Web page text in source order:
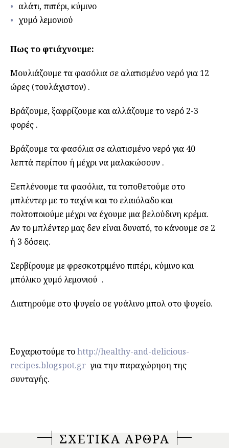
αλάτι, πιπέρι, κύμινο
χυμό λεμονιού
Πως το φτιάχνουμε:
Μουλιάζουμε τα φασόλια σε αλατισμένο νερό για 12
ώρες (τουλάχιστον) .
Βράζουμε, ξαφρίζουμε και αλλάζουμε το νερό 2-3
φορές .
Βράζουμε τα φασόλια σε αλατισμένο νερό για 40
λεπτά περίπου ή μέχρι να μαλακώσουν .
Ξεπλένουμε τα φασόλια, τα τοποθετούμε στο
μπλέντερ με το ταχίνι και το ελαιόλαδο και
πολτοποιούμε μέχρι να έχουμε μια βελούδινη κρέμα.
Αν το μπλέντερ μας δεν είναι δυνατό, το κάνουμε σε 2
ή 3 δόσεις.
Σερβίρουμε με φρεσκοτριμένο πιπέρι, κύμινο και
μπόλικο χυμό λεμονιού .
Διατηρούμε στο ψυγείο σε γυάλινο μπολ στο ψυγείο.
Ευχαριστούμε τοhttp://healthy-and-delicious-
recipes.blogspot.gr για την παραχώρηση της
συνταγής.
ΣΧΕΤΙΚΑ ΑΡΘΡΑ